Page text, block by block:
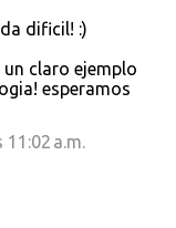
dificil! :)
claro ejemplo
esperamos
a.m.